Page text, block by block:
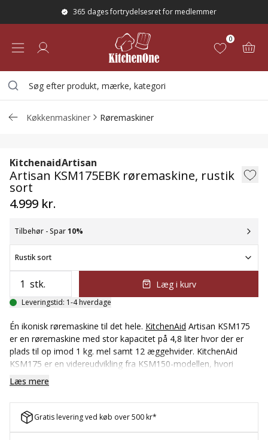
365 dages fortrydelsesret for medlemmer
0
Køkkenmaskiner Røremaskiner
Artisan KSM175EBK røremaskine, rustik
KitchenaidArtisan
Artisan KSM175EBK røremaskine, rustik
sort
4.999 kr.
Tilbehør - Spar10%
Rustik sort
stk. Læg i kurv
Leveringstid: 1-4 hverdage
Én ikonisk røremaskine til det hele. KitchenAid Artisan KSM175
er en røremaskine med stor kapacitet på 4,8 liter hvor der er
plads til op imod 1 kg. mel samt 12 æggehvider. KitchenAid
KSM175 er en videreudvikling fra KSM150-modellen, hvori
forskellen ligger i designet på udtaget og logoet foran samt i
tilkoblingen ved værktøjet.
Du får en røremaskine der kan klare diverse hårde opgaver i
køkkenet. Du kan vælge mellem 10 hastighedsindstillinger, så du
nemt kan finde den der passer til dit behov. Dertil kan du nemt
Læs mere
Gratis levering ved køb over 500 kr*